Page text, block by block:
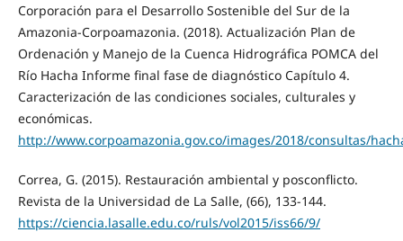
Corporación para el Desarrollo Sostenible del Sur de la
Amazonia-Corpoamazonia. (2018). Actualización Plan de
Ordenación y Manejo de la Cuenca Hidrográfica POMCA del
Río Hacha Informe final fase de diagnóstico Capítulo 4.
Caracterización de las condiciones sociales, culturales y
económicas.
http://www.corpoamazonia.gov.co/images/2018/consultas/
Correa, G. (2015). Restauración ambiental y posconflicto.
Revista de la Universidad de La Salle, (66), 133-144.
https://ciencia.lasalle.edu.co/ruls/vol2015/iss66/9/